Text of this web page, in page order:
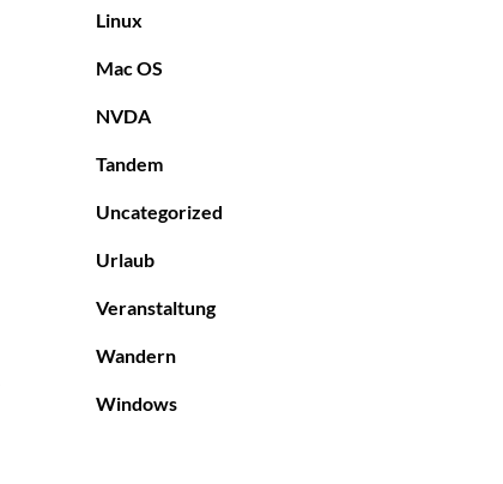
Linux
Mac OS
NVDA
Tandem
Uncategorized
Urlaub
Veranstaltung
Wandern
Windows